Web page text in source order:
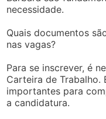
necessidade.
Quais documentos
nas vagas?
Para se inscrever, é
Carteira de Trabalho.
importantes para
a candidatura.